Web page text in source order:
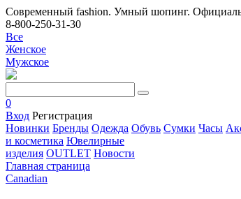
Современный fashion. Умный шопинг.
8-800-250-31-30
Все
Женское
Мужское
0
Вход Регистрация
Новинки Бренды Одежда Обувь Сумки Часы
и косметика Ювелирные
изделия OUTLET Новости
Главная страница
Canadian